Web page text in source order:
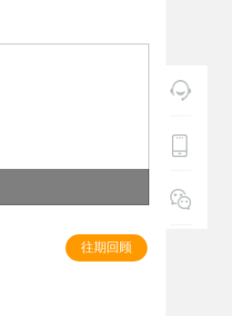
往期回顾